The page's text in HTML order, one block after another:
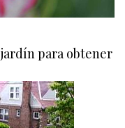
para obtener